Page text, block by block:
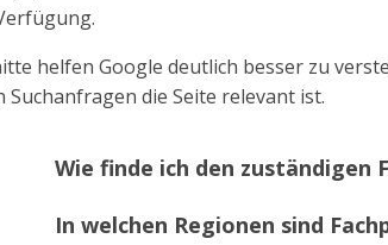
helfen Google deutlich besser zu
die Seite relevant ist.
Wie finde ich den zuständigen
In welchen Regionen sind